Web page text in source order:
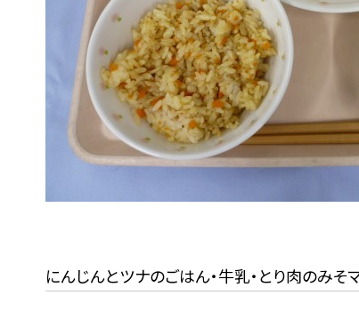
にんじんとツナのごはん・牛乳・とり肉のみそ